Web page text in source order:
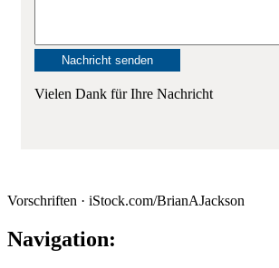
Vielen Dank für Ihre Nachricht
Vorschriften · iStock.com/BrianAJackson
Navigation: